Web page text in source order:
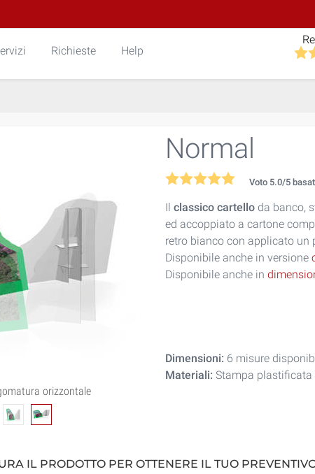
Richieste Help
orizzontale
Normal
Voto 5.0/5
Ilclassico cartello da banco,
ed accoppiato a cartone
retro bianco con applicato un
Disponibile anche in versione
Disponibile anche in
Dimensioni: 6 misure
Materiali: Stampa
IL PRODOTTO PER OTTENERE IL TUO